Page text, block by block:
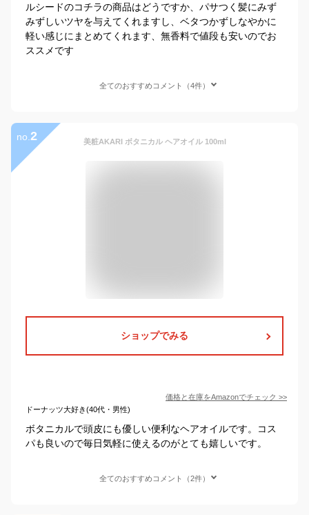
ルシードのコチラの商品はどうですか、パサつく髪にみず
みずしいツヤを与えてくれますし、ベタつかずしなやかに
軽い感じにまとめてくれます、無香料で値段も安いのでお
ススメです
全てのおすすめコメント（4件）
no. 2 美粧AKARI ボタニカル ヘアオイル 100ml
ショップでみる
価格と在庫をAmazonでチェック >>
ドーナッツ大好き(40代・男性)
ボタニカルで頭皮にも優しい便利なヘアオイルです。コス
パも良いので毎日気軽に使えるのがとても嬉しいです。
全てのおすすめコメント（2件）